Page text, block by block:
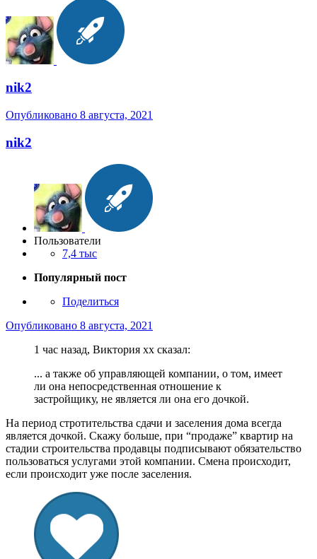
nik2
Опубликовано 8 августа, 2021
nik2
Пользователи
7,4 тыс
Популярный пост
Поделиться
Опубликовано 8 августа, 2021
1 час назад, Виктория хх сказал:
... а также об управляющей компании, о том, имеет
ли она непосредственная отношение к
застройщику, не является ли она его дочкой.
На период стротительства сдачи и заселения дома всегда
является дочкой. Скажу больше, при “продаже” квартир на
стадии строительства продавцы подписывают обязательство
пользоваться услугами этой компании. Смена происходит,
если происходит уже после заселения.